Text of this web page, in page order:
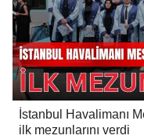
İstanbul Havalimanı
ilk mezunlarını verdi